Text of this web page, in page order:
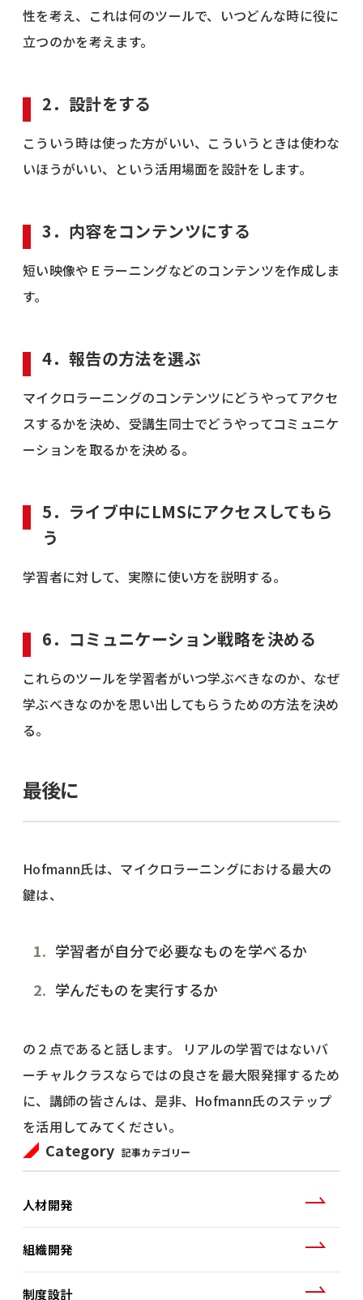
性を考え、これは何のツールで、いつどんな時に役に
立つのかを考えます。
2．設計をする
こういう時は使った方がいい、こういうときは使わな
いほうがいい、という活用場面を設計をします。
3．内容をコンテンツにする
短い映像やＥラーニングなどのコンテンツを作成しま
す。
4．報告の方法を選ぶ
マイクロラーニングのコンテンツにどうやってアクセ
スするかを決め、受講生同士でどうやってコミュニケ
ーションを取るかを決める。
5．ライブ中にLMSにアクセスしてもら
う
学習者に対して、実際に使い方を説明する。
6．コミュニケーション戦略を決める
これらのツールを学習者がいつ学ぶべきなのか、なぜ
学ぶべきなのかを思い出してもらうための方法を決め
る。
最後に
Hofmann氏は、マイクロラーニングにおける最大の
鍵は、
学習者が自分で必要なものを学べるか
学んだものを実行するか
の２点であると話します。 リアルの学習ではないバ
ーチャルクラスならではの良さを最大限発揮するため
に、講師の皆さんは、是非、Hofmann氏のステップ
を活用してみてください。
Category 記事カテゴリー
人材開発
組織開発
制度設計